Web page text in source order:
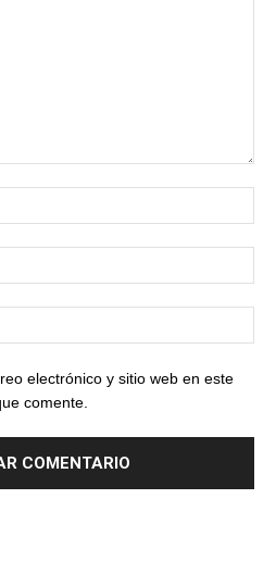
electrónico y sitio web en este
comente.